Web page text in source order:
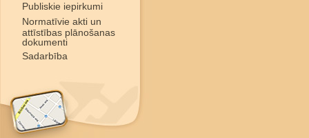
Publiskie iepirkumi
Normatīvie akti un
attīstības plānošanas
dokumenti
Sadarbība